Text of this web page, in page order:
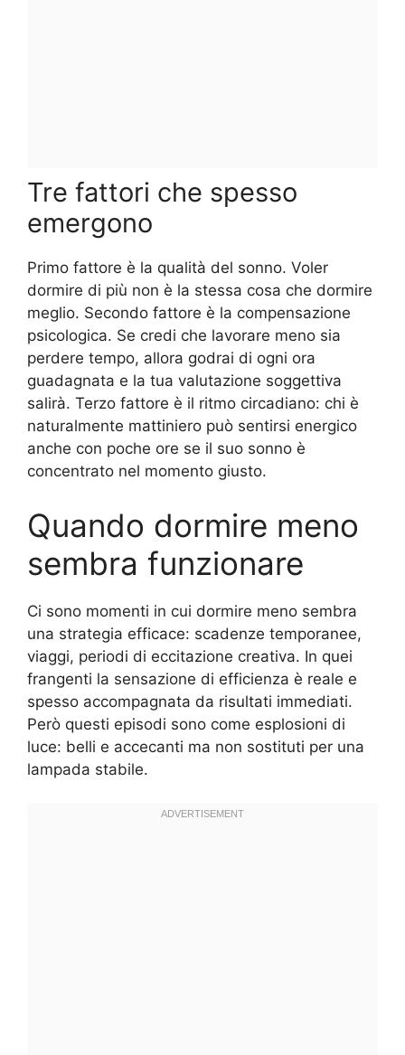
Tre fattori che spesso
emergono
Primo fattore è la qualità del sonno. Voler
dormire di più non è la stessa cosa che dormire
meglio. Secondo fattore è la compensazione
psicologica. Se credi che lavorare meno sia
perdere tempo, allora godrai di ogni ora
guadagnata e la tua valutazione soggettiva
salirà. Terzo fattore è il ritmo circadiano: chi è
naturalmente mattiniero può sentirsi energico
anche con poche ore se il suo sonno è
concentrato nel momento giusto.
Quando dormire meno
sembra funzionare
Ci sono momenti in cui dormire meno sembra
una strategia efficace: scadenze temporanee,
viaggi, periodi di eccitazione creativa. In quei
frangenti la sensazione di efficienza è reale e
spesso accompagnata da risultati immediati.
Però questi episodi sono come esplosioni di
luce: belli e accecanti ma non sostituti per una
lampada stabile.